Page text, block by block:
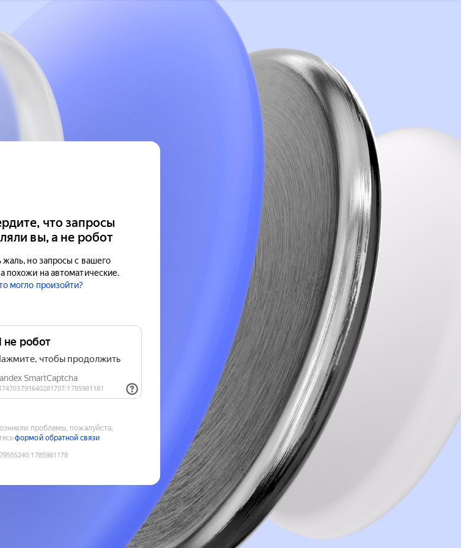
что запросы
вы, а не робот
но запросы с вашего
похожи на автоматические.
могло произойти?
проблемы, пожалуйста,
формой обратной связи
:1785981178